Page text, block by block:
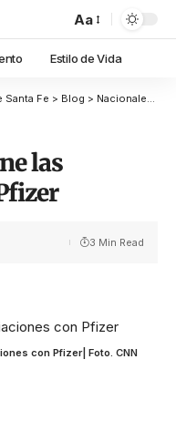
Aa
Estilo de Vida
Santa Fe > Blog > Nacionales >
las
3 Min Read
con Pfizer| Foto. CNN